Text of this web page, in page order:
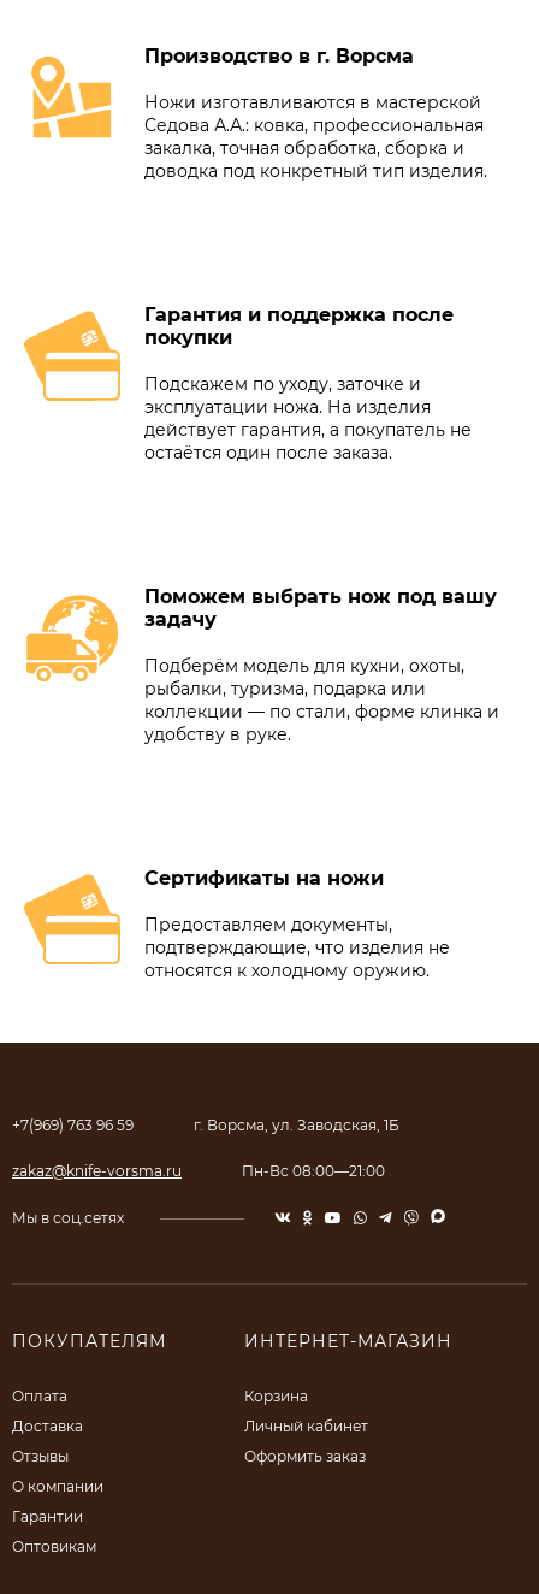
Производство в г. Ворсма
Ножи изготавливаются в мастерской
Седова А.А.: ковка, профессиональная
закалка, точная обработка, сборка и
доводка под конкретный тип изделия.
Гарантия и поддержка после
покупки
Подскажем по уходу, заточке и
эксплуатации ножа. На изделия
действует гарантия, а покупатель не
остаётся один после заказа.
Поможем выбрать нож под вашу
задачу
Подберём модель для кухни, охоты,
рыбалки, туризма, подарка или
коллекции — по стали, форме клинка и
удобству в руке.
Сертификаты на ножи
Предоставляем документы,
подтверждающие, что изделия не
относятся к холодному оружию.
+7(969) 763 96 59 г. Ворсма, ул. Заводская, 1Б
zakaz@knife-vorsma.ru Пн-Вс 08:00—21:00
Мы в соц.сетях
ПОКУПАТЕЛЯМ
Оплата
Доставка
Отзывы
О компании
Гарантии
Оптовикам
ИНТЕРНЕТ-МАГАЗИН
Корзина
Личный кабинет
Оформить заказ